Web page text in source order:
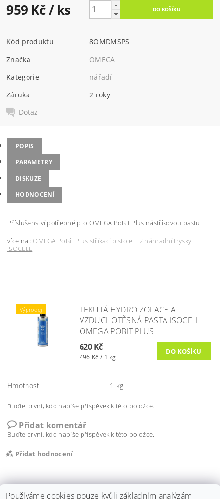
959 Kč/ ks
Kód produktu
8OMDMSPS
Značka
OMEGA
Kategorie
nářadí
Záruka
2 roky
Dotaz
POPIS
PARAMETRY
DISKUZE
HODNOCENÍ
Příslušenství potřebné pro OMEGA PoBit Plus nástřikovou pastu.
více na : OMEGA PoBit Plus stříkací pistole + 2 náhradní trysky |
ISOCELL
Výprodej
TEKUTÁ HYDROIZOLACE A
VZDUCHOTĚSNÁ PASTA ISOCELL
OMEGA POBIT PLUS
620 Kč
496 Kč / 1 kg
Hmotnost 1 kg
Buďte první, kdo napíše příspěvek k této položce.
Přidat komentář
Buďte první, kdo napíše příspěvek k této položce.
Přidat hodnocení
Používáme cookies pouze kvůli základním analýzám